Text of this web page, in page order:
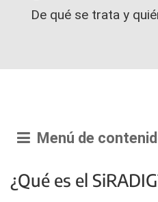
De qué se trata y
Menú de
¿Qué es el